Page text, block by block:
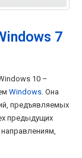
7
10 –
Windows . Она
предъявляемых
предыдущих